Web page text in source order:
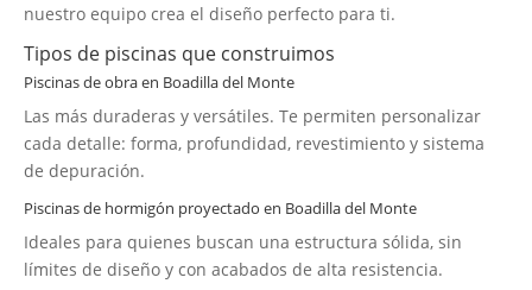
nuestro equipo crea el diseño perfecto para ti.
Tipos de piscinas que construimos
Piscinas de obra en Boadilla del Monte
Las más duraderas y versátiles. Te permiten personalizar
cada detalle: forma, profundidad, revestimiento y sistema
de depuración.
Piscinas de hormigón proyectado en Boadilla del Monte
Ideales para quienes buscan una estructura sólida, sin
límites de diseño y con acabados de alta resistencia.